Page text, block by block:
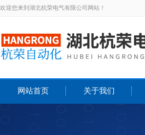
欢迎您来到湖北杭荣电气有限公司网站！
网站首页 关于我们